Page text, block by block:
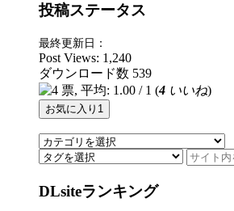
投稿ステータス
最終更新日：
Post Views: 1,240
ダウンロード数 539
(4 いいね)
お気に入り 1
DLsiteランキング